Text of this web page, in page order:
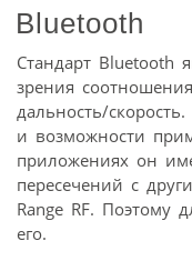
Bluetooth
Стандарт Bluetooth
зрения
дальность/
и возможности
приложениях он
пересечений с
Range RF. Поэтому
его.